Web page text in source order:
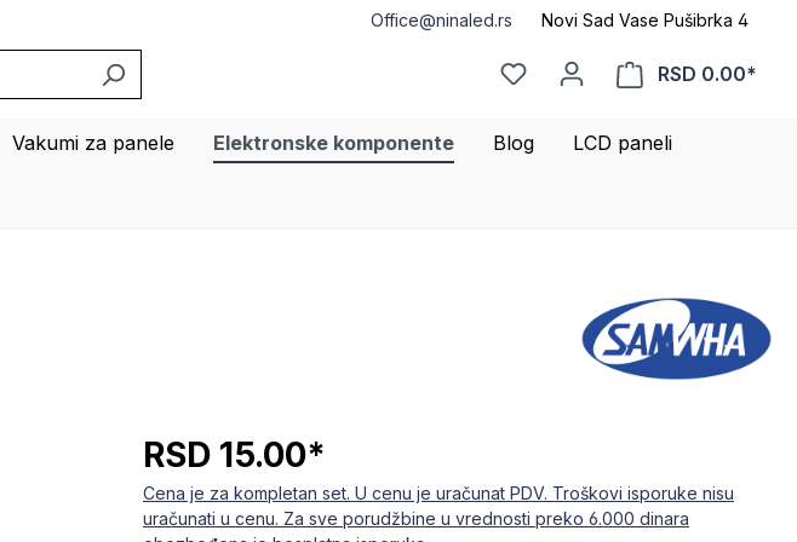
Office@ninaled.rs Novi Sad Vase Pušibrka 4
RSD 0.00*
Vakumi za panele Elektronske komponente Blog LCD paneli
RSD 15.00*
Cena je za kompletan set. U cenu je uračunat PDV. Troškovi isporuke nisu
uračunati u cenu. Za sve porudžbine u vrednosti preko 6.000 dinara